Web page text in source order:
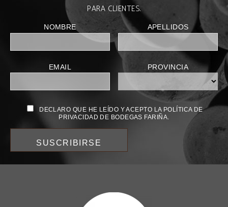
PARA CLIENTES.
NOMBRE APELLIDOS
EMAIL PROVINCIA
DECLARO QUE HE LEÍDO Y ACEPTO LA POLÍTICA DE
PRIVACIDAD DE BODEGAS FARIÑA.